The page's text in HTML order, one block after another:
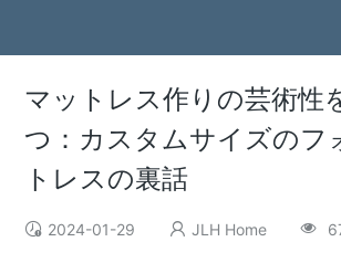
マットレス作りの芸術性
つ：カスタムサイズのフ
トレスの裏話
2024-01-29 JLH Home